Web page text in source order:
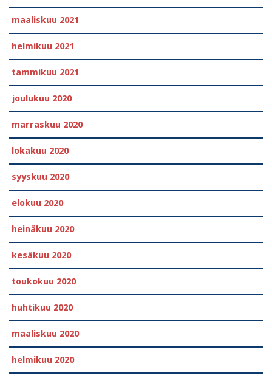
maaliskuu 2021
helmikuu 2021
tammikuu 2021
joulukuu 2020
marraskuu 2020
lokakuu 2020
syyskuu 2020
elokuu 2020
heinäkuu 2020
kesäkuu 2020
toukokuu 2020
huhtikuu 2020
maaliskuu 2020
helmikuu 2020